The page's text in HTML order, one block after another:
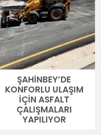
ŞAHİNBEY’DE
KONFORLU ULAŞIM
İÇİN ASFALT
ÇALIŞMALARI
YAPILIYOR